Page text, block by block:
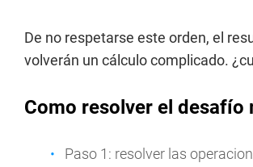
De no respetarse este orden, el
volverán un cálculo complicado.
Como resolver el desafío
Paso 1: resolver las